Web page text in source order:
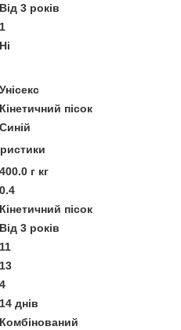
Від 3 років
1
Ні
Унісекс
Кінетичний пісок
Синій
400.0 г кг
0.4
Кінетичний пісок
Від 3 років
11
13
4
14 днів
Комбінований